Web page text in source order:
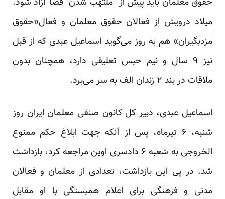
میلاد درویش از فعالان حقوق معلمان و فعال«حقوق
مزدبگیران» هم به روز می‌گوید اسماعیل عبدی که از قبل
نیز ۹ سال و نیم حبس تعلیقی دارد، همچنان بدون
ملاقات در بند ۲ زندان الف به سر می‌برد.
اسماعیل عبدی، دبیر کل کانون صنفی معلمان ایران روز
شنبه، ۶ تیرماه، پس از آنکه جهت ابلاغ حکم ممنوع
الخروجی به شعبه ۶ دادسری اوین مراجعه کرد، بازداشت
شد. در پی این بازداشت، تعدادی از معلمان و فعالان
مدنی و فرهنگی برای اعلام همبستگی با او مقابل